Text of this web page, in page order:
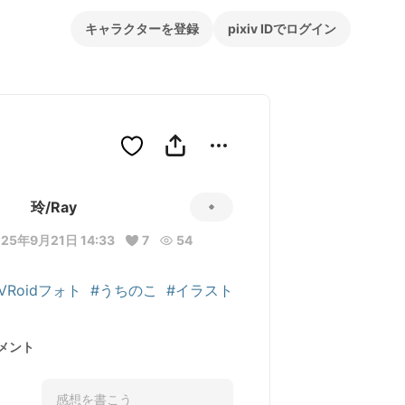
キャラクターを登録 pixiv IDでログイン
玲/Ray
年9月21日 14:33 7 54
フォト #うちのこ #イラスト
ント